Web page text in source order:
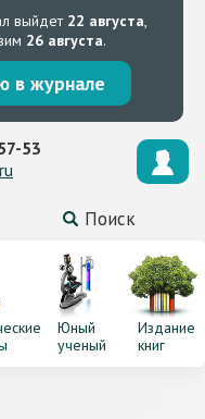
выйдет 22 августа,
26 августа.
в журнале
Поиск
53
Юный
ученый
Издание
книг